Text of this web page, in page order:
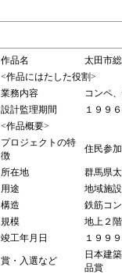
作品名
太田市
<作品にはたした役割>
業務内容
コンペ
設計監理期間
１９９
<作品概要>
プロジェクトの特
徴
住民参
所在地
群馬県
用途
地域施
構造
鉄筋コ
規模
地上２
竣工年月日
１９９
賞・入選など
日本建
品賞